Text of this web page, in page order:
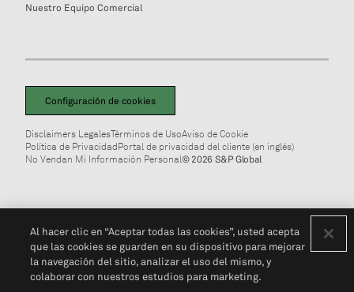
Nuestro Equipo Comercial
Configuración de cookies
Disclaimers LegalesTérminos de UsoAviso de Cookie
Política de PrivacidadPortal de privacidad del cliente (en inglés)
No Vendan Mi Información Personal© 2026 S&P Global
Al hacer clic en “Aceptar todas las cookies”, usted acepta
que las cookies se guarden en su dispositivo para mejorar
la navegación del sitio, analizar el uso del mismo, y
colaborar con nuestros estudios para marketing.